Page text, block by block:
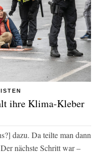
ihre Klima-Kleber
dazu. Da teilte man dann
nächste Schritt war –